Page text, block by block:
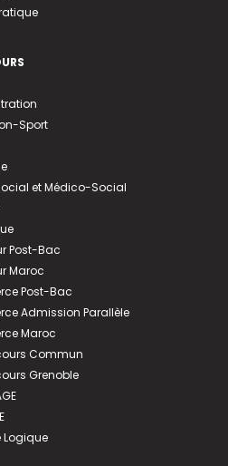
Sport
et Médico-Social
Post-Bac
Maroc
Post-Bac
Admission Parallèle
Maroc
Commun
Grenoble
Logique